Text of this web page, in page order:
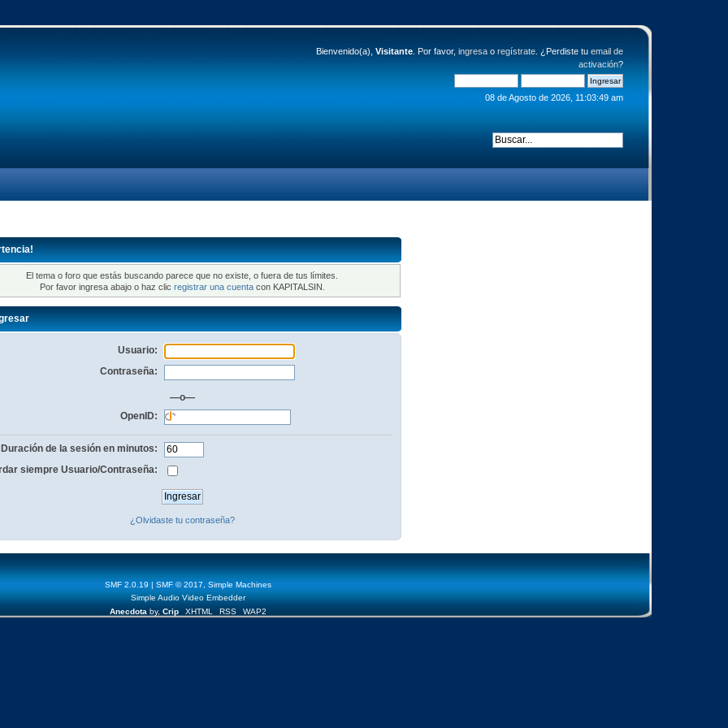
Bienvenido(a), Visitante. Por favor, ingresao regístrate. ¿Perdiste tu email de
activación?
08 de Agosto de 2026, 11:03:49 am
El tema o foro que estás buscando parece que no existe, o fuera de tus límites.
Por favor ingresa abajo o haz clic registrar una cuentacon KAPITALSIN.
Usuario:
Contraseña:
—o—
OpenID:
Duración de la sesión en minutos:
siempre Usuario/Contraseña:
¿Olvidaste tu contraseña?
SMF 2.0.19 | SMF © 2017
Simple Machines
Simple Audio Video Embedder
Anecdota by, Crip XHTML RSS WAP2